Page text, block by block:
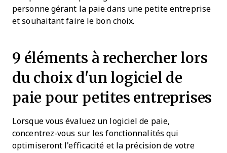
personne gérant la paie dans une petite entreprise
et souhaitant faire le bon choix.
9 éléments à rechercher lors
du choix d'un logiciel de
paie pour petites entreprises
Lorsque vous évaluez un logiciel de paie,
concentrez-vous sur les fonctionnalités qui
optimiseront l'efficacité et la précision de votre